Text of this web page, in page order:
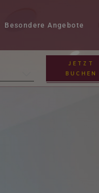
Besondere Angebote
JETZT
BUCHEN